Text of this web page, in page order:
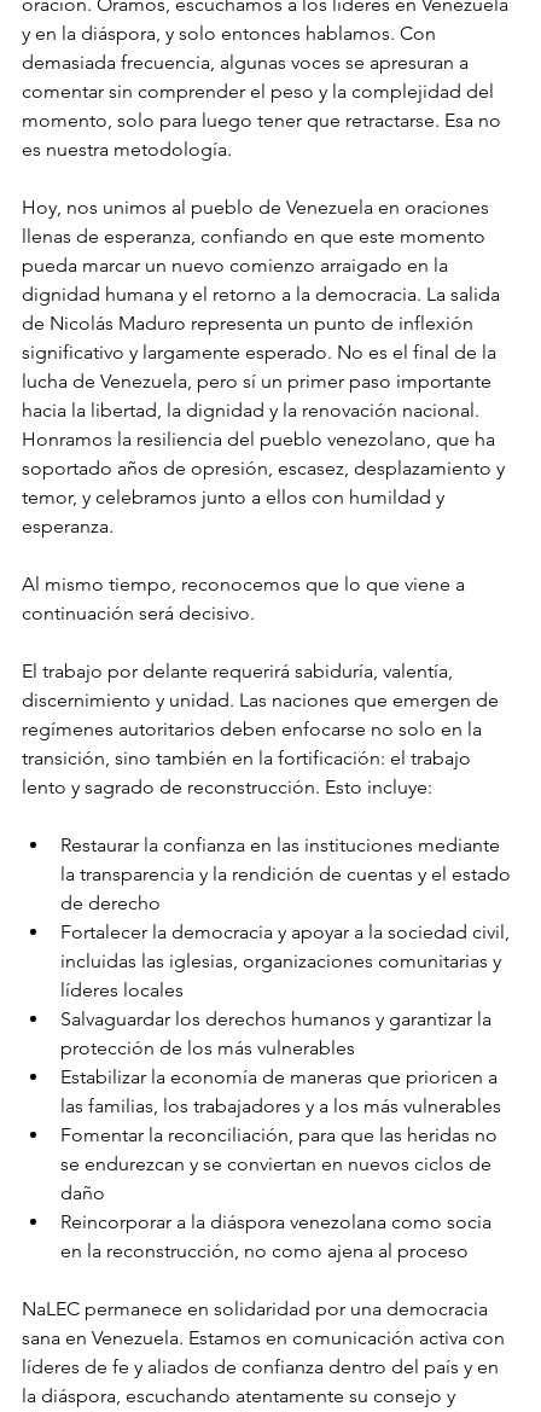
y en la diáspora, y solo entonces hablamos. Con
demasiada frecuencia, algunas voces se apresuran a
comentar sin comprender el peso y la complejidad del
momento, solo para luego tener que retractarse. Esa no
es nuestra metodología.
Hoy, nos unimos al pueblo de Venezuela en oraciones
llenas de esperanza, confiando en que este momento
pueda marcar un nuevo comienzo arraigado en la
dignidad humana y el retorno a la democracia. La salida
de Nicolás Maduro representa un punto de inflexión
significativo y largamente esperado. No es el final de la
lucha de Venezuela, pero sí un primer paso importante
hacia la libertad, la dignidad y la renovación nacional.
Honramos la resiliencia del pueblo venezolano, que ha
soportado años de opresión, escasez, desplazamiento y
temor, y celebramos junto a ellos con humildad y
esperanza.
Al mismo tiempo, reconocemos que lo que viene a
continuación será decisivo.
El trabajo por delante requerirá sabiduría, valentía,
discernimiento y unidad. Las naciones que emergen de
regímenes autoritarios deben enfocarse no solo en la
transición, sino también en la fortificación: el trabajo
lento y sagrado de reconstrucción. Esto incluye:
Restaurar la confianza en las instituciones mediante
la transparencia y la rendición de cuentas y el estado
de derecho
Fortalecer la democracia y apoyar a la sociedad civil,
incluidas las iglesias, organizaciones comunitarias y
líderes locales
Salvaguardar los derechos humanos y garantizar la
protección de los más vulnerables
Estabilizar la economía de maneras que prioricen a
las familias, los trabajadores y a los más vulnerables
Fomentar la reconciliación, para que las heridas no
se endurezcan y se conviertan en nuevos ciclos de
daño
Reincorporar a la diáspora venezolana como socia
en la reconstrucción, no como ajena al proceso
NaLEC permanece en solidaridad por una democracia
sana en Venezuela. Estamos en comunicación activa con
líderes de fe y aliados de confianza dentro del país y en
la diáspora, escuchando atentamente su consejo y